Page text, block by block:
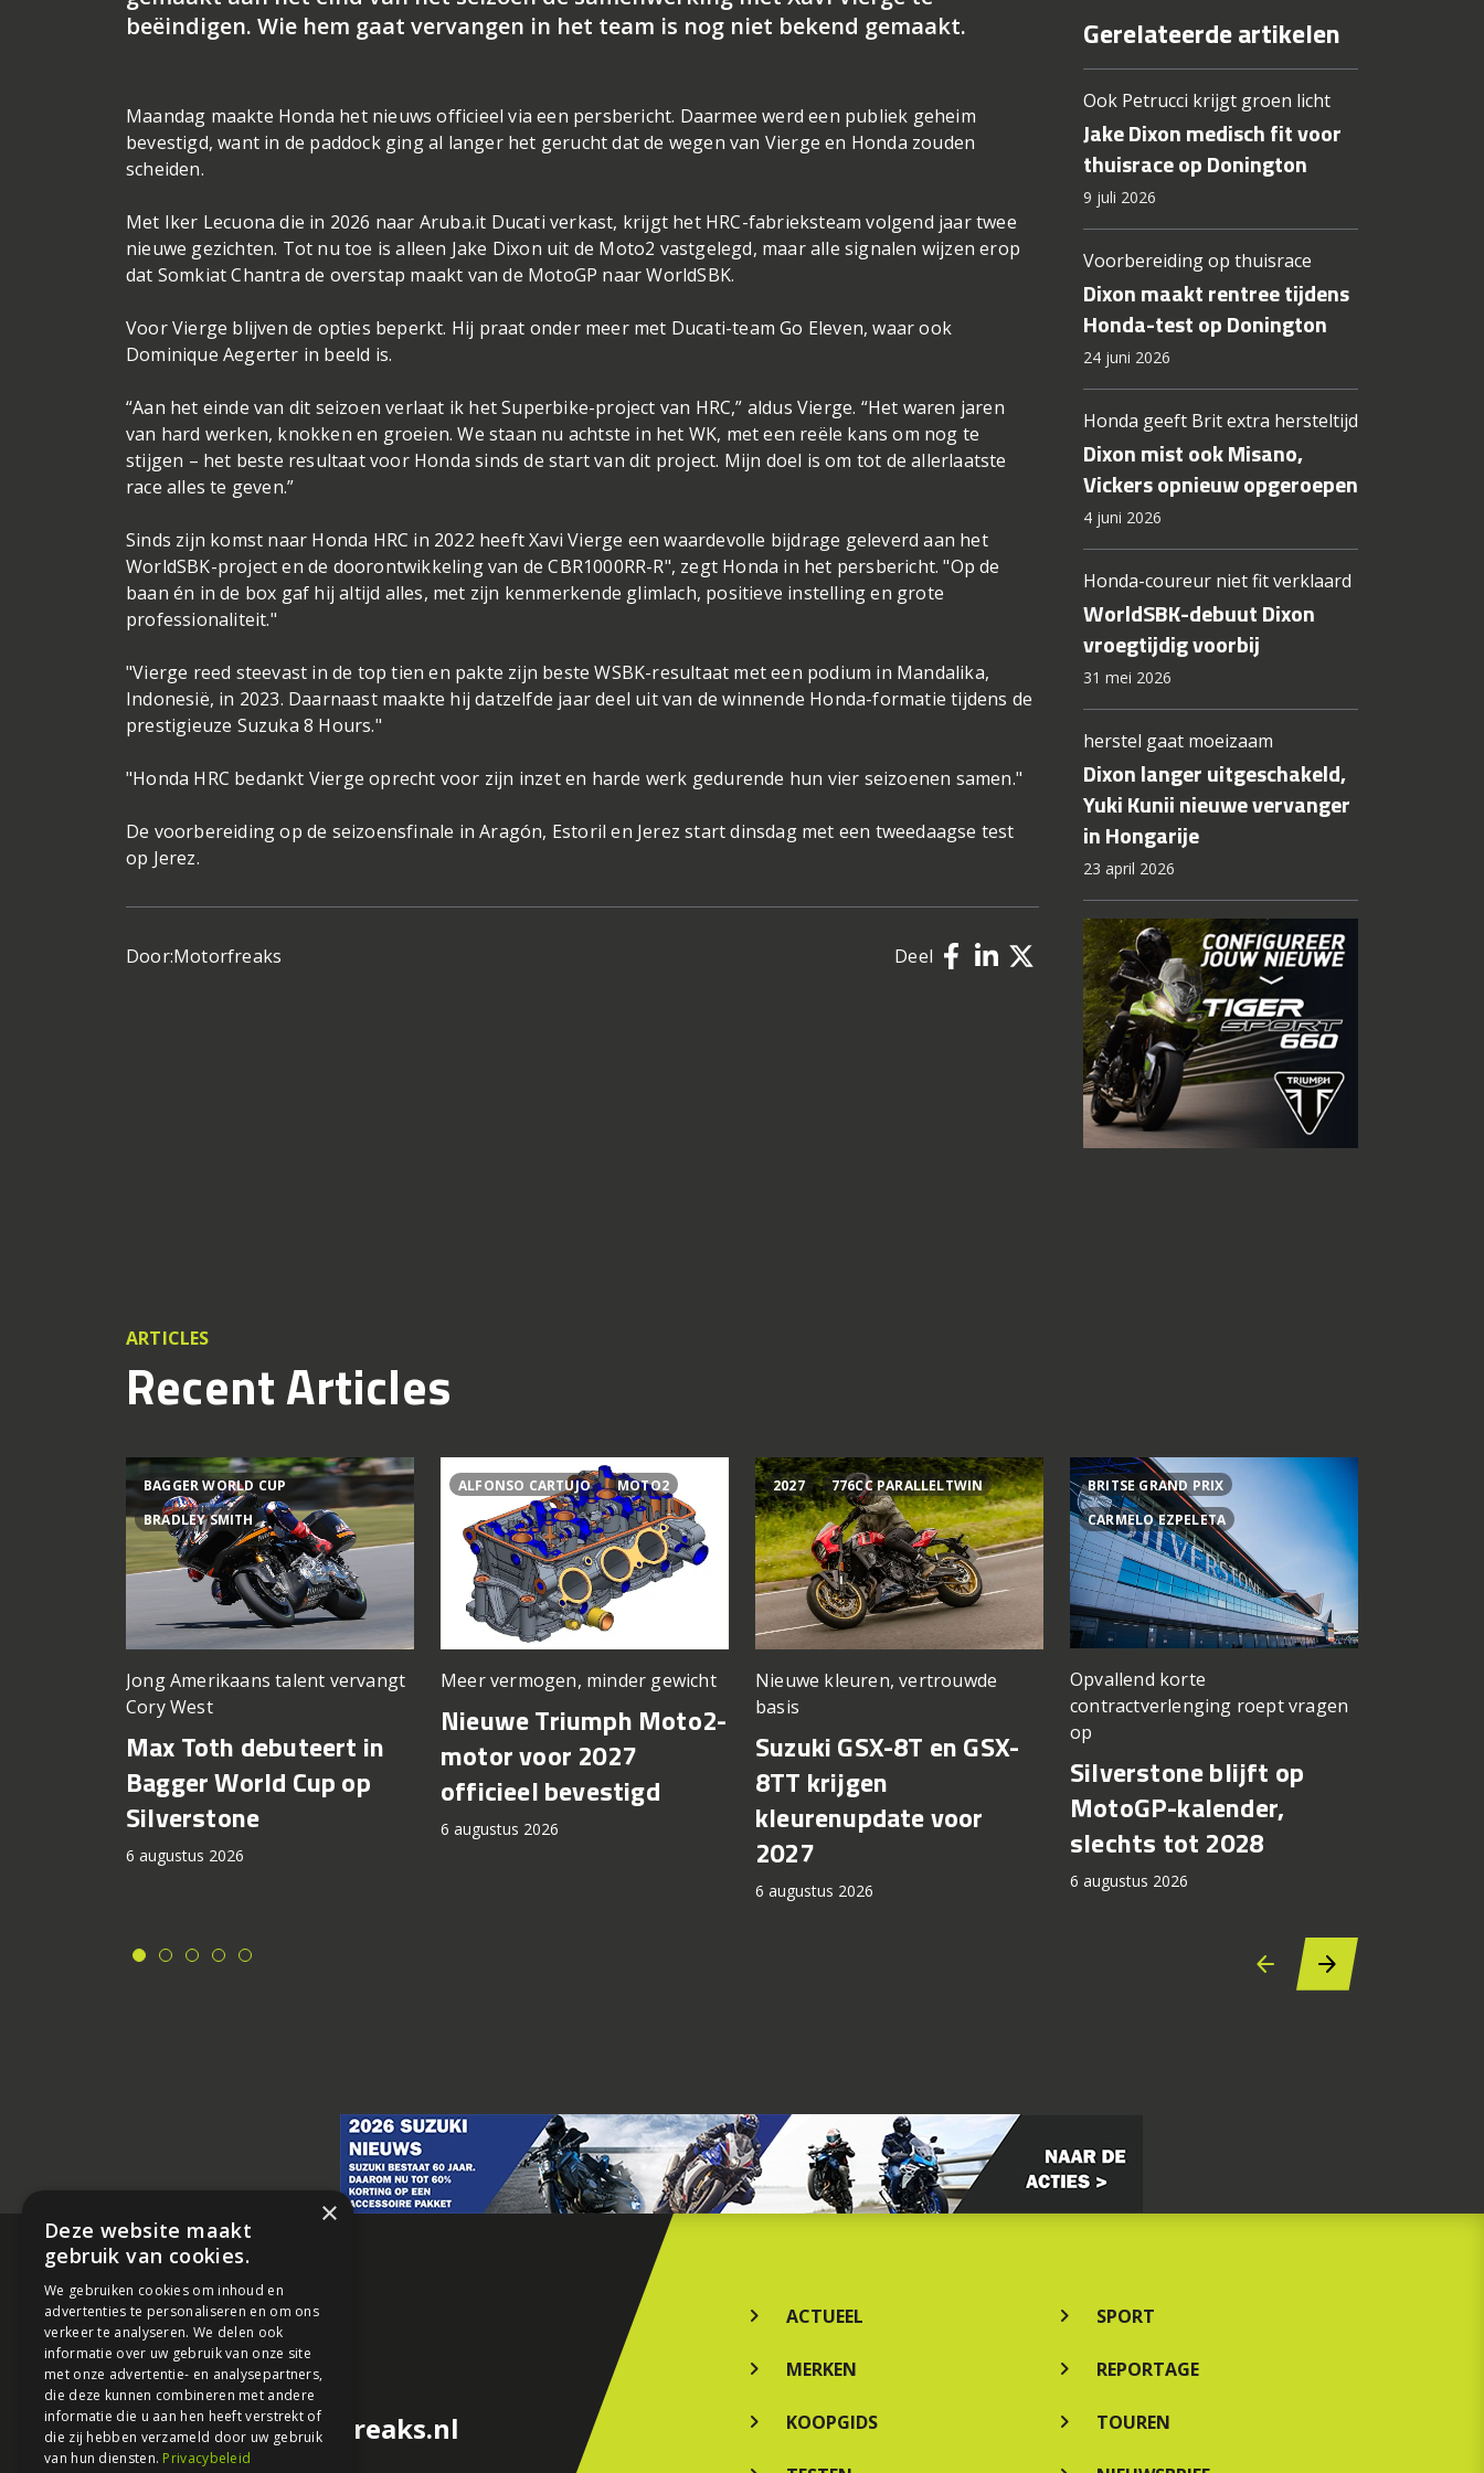
beëindigen. Wie hem gaat vervangen in het team is nog niet bekend gemaakt.
Maandag maakte Honda het nieuws officieel via een persbericht. Daarmee werd een publiek geheim
bevestigd, want in de paddock ging al langer het gerucht dat de wegen van Vierge en Honda zouden
scheiden.
Met Iker Lecuona die in 2026 naar Aruba.it Ducati verkast, krijgt het HRC-fabrieksteam volgend jaar twee
nieuwe gezichten. Tot nu toe is alleen Jake Dixon uit de Moto2 vastgelegd, maar alle signalen wijzen erop
dat Somkiat Chantra de overstap maakt van de MotoGP naar WorldSBK.
Voor Vierge blijven de opties beperkt. Hij praat onder meer met Ducati-team Go Eleven, waar ook
Dominique Aegerter in beeld is.
“Aan het einde van dit seizoen verlaat ik het Superbike-project van HRC,” aldus Vierge. “Het waren jaren
van hard werken, knokken en groeien. We staan nu achtste in het WK, met een reële kans om nog te
stijgen – het beste resultaat voor Honda sinds de start van dit project. Mijn doel is om tot de allerlaatste
race alles te geven.”
Sinds zijn komst naar Honda HRC in 2022 heeft Xavi Vierge een waardevolle bijdrage geleverd aan het
WorldSBK-project en de doorontwikkeling van de CBR1000RR-R", zegt Honda in het persbericht. "Op de
baan én in de box gaf hij altijd alles, met zijn kenmerkende glimlach, positieve instelling en grote
professionaliteit."
"Vierge reed steevast in de top tien en pakte zijn beste WSBK-resultaat met een podium in Mandalika,
Indonesië, in 2023. Daarnaast maakte hij datzelfde jaar deel uit van de winnende Honda-formatie tijdens de
prestigieuze Suzuka 8 Hours."
"Honda HRC bedankt Vierge oprecht voor zijn inzet en harde werk gedurende hun vier seizoenen samen."
De voorbereiding op de seizoensfinale in Aragón, Estoril en Jerez start dinsdag met een tweedaagse test
op Jerez.
Door:Motorfreaks Deel
Gerelateerde artikelen
Ook Petrucci krijgt groen licht
Jake Dixon medisch fit voor
thuisrace op Donington
9 juli 2026
Voorbereiding op thuisrace
Dixon maakt rentree tijdens
Honda-test op Donington
24 juni 2026
Honda geeft Brit extra hersteltijd
Dixon mist ook Misano,
Vickers opnieuw opgeroepen
4 juni 2026
Honda-coureur niet fit verklaard
WorldSBK-debuut Dixon
vroegtijdig voorbij
31 mei 2026
herstel gaat moeizaam
Dixon langer uitgeschakeld,
Yuki Kunii nieuwe vervanger
in Hongarije
23 april 2026
ARTICLES
Recent Articles
BAGGER WORLD CUP
BRADLEY SMITH
Jong Amerikaans talent vervangt
Cory West
Max Toth debuteert in
Bagger World Cup op
Silverstone
6 augustus 2026
ALFONSO CARTUJO MOTO2
Meer vermogen, minder gewicht
Nieuwe Triumph Moto2-
motor voor 2027
officieel bevestigd
6 augustus 2026
2027 776CC PARALLELTWIN
Nieuwe kleuren, vertrouwde
basis
Suzuki GSX-8T en GSX-
8TT krijgen
kleurenupdate voor
2027
6 augustus 2026
BRITSE GRAND PRIX
CARMELO EZPELETA
Opvallend korte
contractverlenging roept vragen
op
Silverstone blijft op
MotoGP-kalender,
slechts tot 2028
6 augustus 2026
redactie@motorfreaks.nl
ACTUEEL
MERKEN
KOOPGIDS
SPORT
REPORTAGE
TOUREN
×
Deze website maakt
gebruik van cookies.
We gebruiken cookies om inhoud en
advertenties te personaliseren en om ons
verkeer te analyseren. We delen ook
informatie over uw gebruik van onze site
met onze advertentie- en analysepartners,
die deze kunnen combineren met andere
informatie die u aan hen heeft verstrekt of
die zij hebben verzameld door uw gebruik
van hun diensten. Privacybeleid